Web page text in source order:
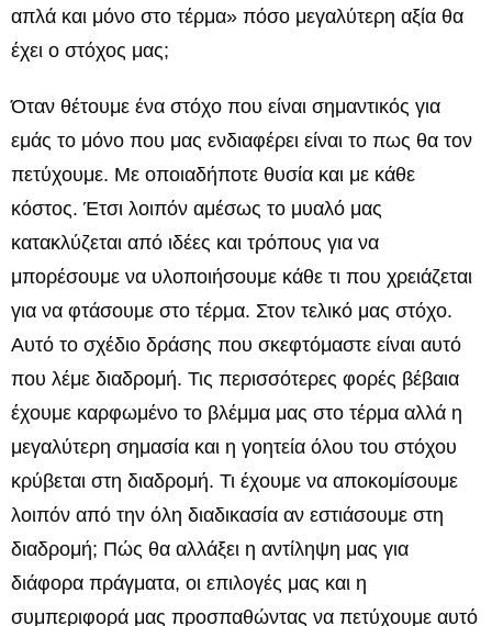
απλά και μόνο στο τέρμα» πόσο μεγαλύτερη αξία θα
έχει ο στόχος μας;
Όταν θέτουμε ένα στόχο που είναι σημαντικός για
εμάς το μόνο που μας ενδιαφέρει είναι το πως θα τον
πετύχουμε. Με οποιαδήποτε θυσία και με κάθε
κόστος. Έτσι λοιπόν αμέσως το μυαλό μας
κατακλύζεται από ιδέες και τρόπους για να
μπορέσουμε να υλοποιήσουμε κάθε τι που χρειάζεται
για να φτάσουμε στο τέρμα. Στον τελικό μας στόχο.
Αυτό το σχέδιο δράσης που σκεφτόμαστε είναι αυτό
που λέμε διαδρομή. Τις περισσότερες φορές βέβαια
έχουμε καρφωμένο το βλέμμα μας στο τέρμα αλλά η
μεγαλύτερη σημασία και η γοητεία όλου του στόχου
κρύβεται στη διαδρομή. Τι έχουμε να αποκομίσουμε
λοιπόν από την όλη διαδικασία αν εστιάσουμε στη
διαδρομή; Πώς θα αλλάξει η αντίληψη μας για
διάφορα πράγματα, οι επιλογές μας και η
συμπεριφορά μας προσπαθώντας να πετύχουμε αυτό